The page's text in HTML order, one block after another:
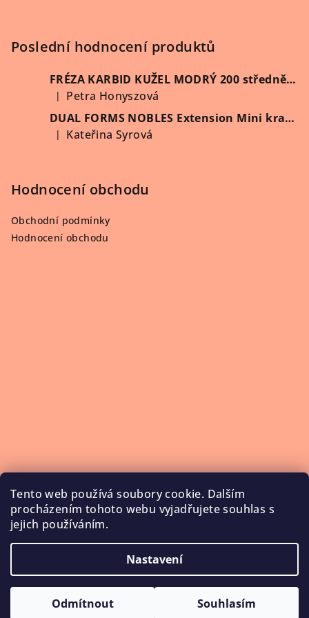
Tento web používá soubory cookie. Dalším
procházením tohoto webu vyjadřujete souhlas s
jejich používáním.
Nastavení
Odmítnout Souhlasím
Poslední hodnocení produktů
FRÉZA KARBID KUŽEL MODRÝ 200 středně hrubý (Vybrat průměr)
Hodnocení produktu je 5 z 5 hvězdiček.
|
Petra Honyszová
DUAL FORMS NOBLES Extension Mini kratší 60 ks/krabička
Hodnocení produktu je 5 z 5 hvězdiček.
| Kateřina Syrová
Hodnocení obchodu
Obchodní podmínky
Hodnocení obchodu
Upravit nastavení cookies